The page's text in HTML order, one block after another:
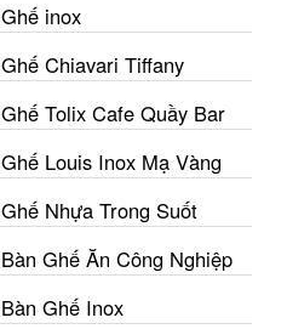
Ghế inox
Ghế Chiavari Tiffany
Ghế Tolix Cafe Quầy Bar
Ghế Louis Inox Mạ Vàng
Ghế Nhựa Trong Suốt
Bàn Ghế Ăn Công Nghiệp
Bàn Ghế Inox